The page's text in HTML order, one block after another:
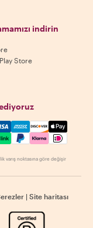
indirin
Store
Visa, Amex,
varış noktasına göre değişir
| Site haritası